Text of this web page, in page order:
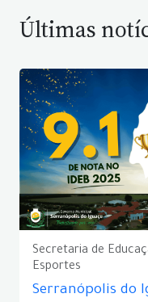
Últimas
Secretaria de
Esportes
Serranópolis do